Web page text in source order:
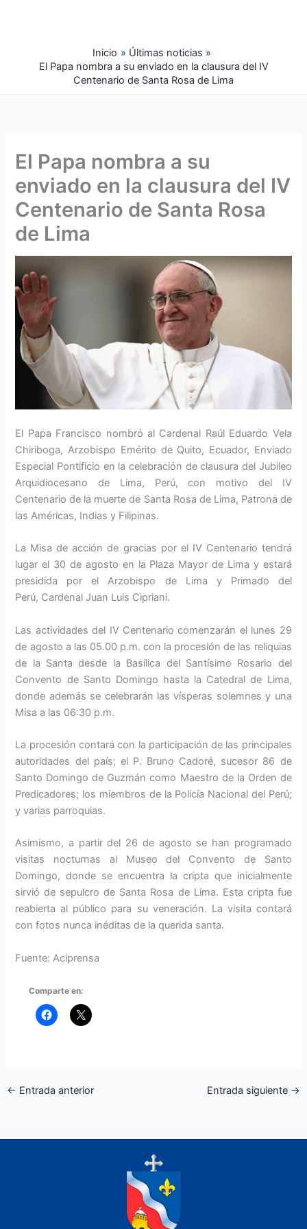
Inicio
Últimas noticias
El Papa nombra a su enviado en la clausura del IV
Centenario de Santa Rosa de Lima
El Papa nombra a su
enviado en la clausura del IV
Centenario de Santa Rosa
de Lima
El Papa Francisco nombró al Cardenal Raúl Eduardo Vela
Chiriboga, Arzobispo Emérito de Quito, Ecuador, Enviado
Especial Pontificio en la celebración de clausura del Jubileo
Arquidiocesano de Lima, Perú, con motivo del IV
Centenario de la muerte de Santa Rosa de Lima, Patrona de
las Américas, Indias y Filipinas.
La Misa de acción de gracias por el IV Centenario tendrá
lugar el 30 de agosto en la Plaza Mayor de Lima y estará
presidida por el Arzobispo de Lima y Primado del
Perú, Cardenal Juan Luis Cipriani.
Las actividades del IV Centenario comenzarán el lunes 29
de agosto a las 05.00 p.m. con la procesión de las reliquias
de la Santa desde la Basílica del Santísimo Rosario del
Convento de Santo Domingo hasta la Catedral de Lima,
donde además se celebrarán las vísperas solemnes y una
Misa a las 06:30 p.m.
La procesión contará con la participación de las principales
autoridades del país; el P. Bruno Cadoré, sucesor 86 de
Santo Domingo de Guzmán como Maestro de la Orden de
Predicadores; los miembros de la Policía Nacional del Perú;
y varias parroquias.
Asimismo, a partir del 26 de agosto se han programado
visitas nocturnas al Museo del Convento de Santo
Domingo, donde se encuentra la cripta que inicialmente
sirvió de sepulcro de Santa Rosa de Lima. Esta cripta fue
reabierta al público para su veneración. La visita contará
con fotos nunca inéditas de la querida santa.
Fuente: Aciprensa
Comparte en:
← Entrada anterior Entrada siguiente →